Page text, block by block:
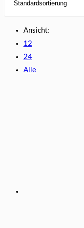
Ansicht:
12
24
Alle